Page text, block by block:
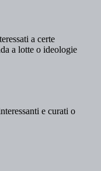
e curati o